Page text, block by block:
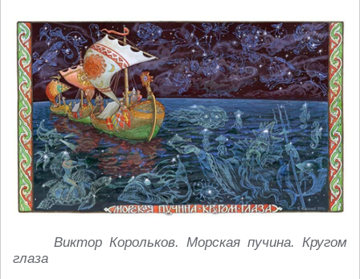
Виктор Корольков. Морская пучина. Кругом
глаза